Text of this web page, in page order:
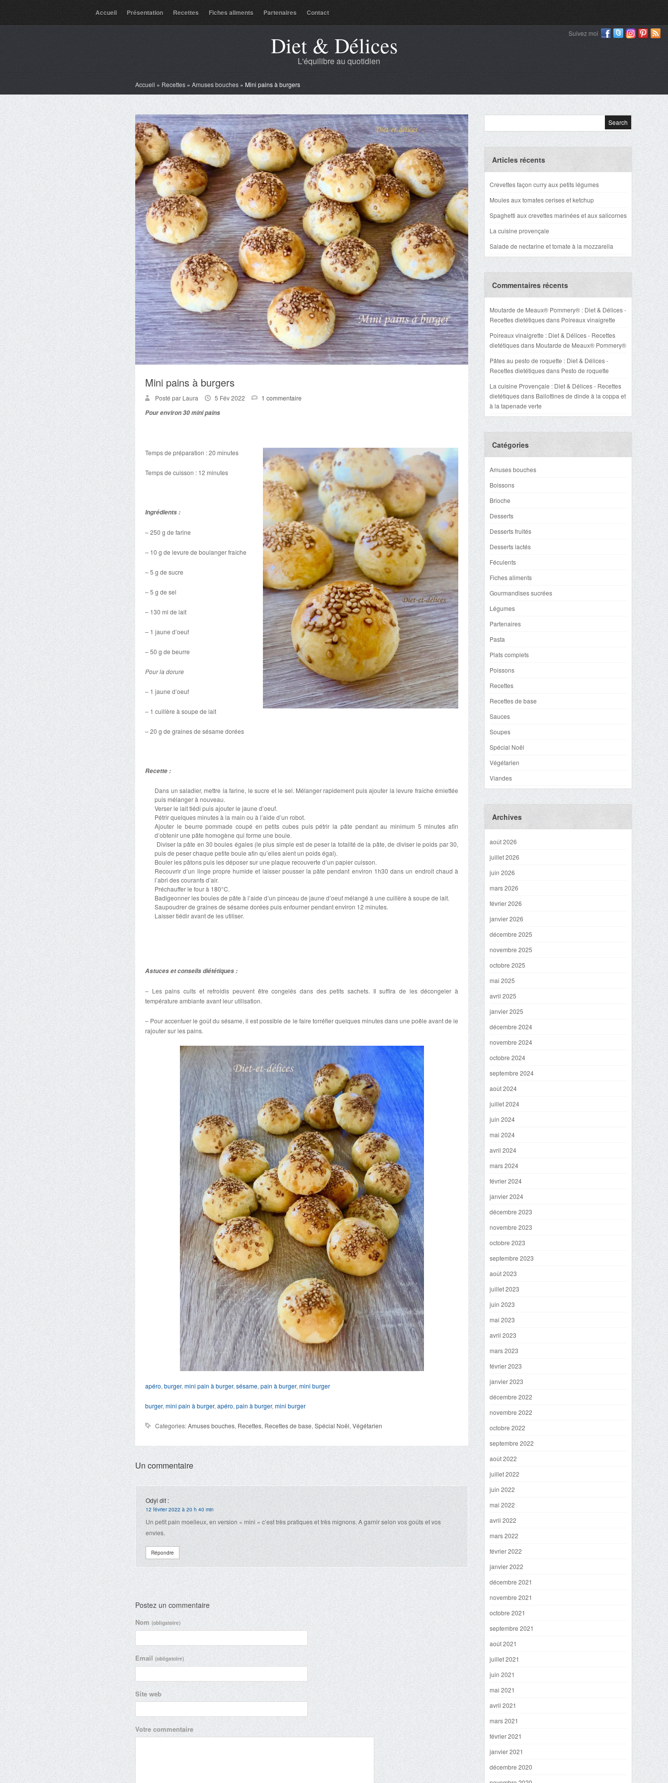
Accueil Présentation Recettes Fiches aliments Partenaires Contact
Suivez moi
Diet & Délices
L'équilibre au quotidien
Accueil » Recettes » Amuses bouches »Mini pains à burgers
Mini pains à burgers
Posté par Laura 5 Fév 2022
1 commentaire
Pour environ 30 mini pains
Temps de préparation : 20 minutes
Temps de cuisson : 12 minutes
Ingrédients :
– 250 g de farine
– 10 g de levure de boulanger fraîche
– 5 g de sucre
– 5 g de sel
– 130 ml de lait
– 1 jaune d’oeuf
– 50 g de beurre
Pour la dorure
– 1 jaune d’oeuf
– 1 cuillère à soupe de lait
– 20 g de graines de sésame dorées
Recette :
Dans un saladier, mettre la farine, le sucre et le sel. Mélanger rapidement puis ajouter la levure fraîche émiettée
puis mélanger à nouveau.
Verser le lait tiédi puis ajouter le jaune d’oeuf.
Pétrir quelques minutes à la main ou à l’aide d’un robot.
Ajouter le beurre pommade coupé en petits cubes puis pétrir la pâte pendant au minimum 5 minutes afin
d’obtenir une pâte homogène qui forme une boule.
Diviser la pâte en 30 boules égales (le plus simple est de peser la totalité de la pâte, de diviser le poids par 30,
puis de peser chaque petite boule afin qu’elles aient un poids égal).
Bouler les pâtons puis les déposer sur une plaque recouverte d’un papier cuisson.
Recouvrir d’un linge propre humide et laisser pousser la pâte pendant environ 1h30 dans un endroit chaud à
l’abri des courants d’air.
Préchauffer le four à 180°C.
Badigeonner les boules de pâte à l’aide d’un pinceau de jaune d’oeuf mélangé à une cuillère à soupe de lait.
Saupoudrer de graines de sésame dorées puis enfourner pendant environ 12 minutes.
Laisser tiédir avant de les utiliser.
Astuces et conseils diététiques :
– Les pains cuits et refroidis peuvent être congelés dans des petits sachets. Il suffira de les décongeler à
température ambiante avant leur utilisation.
– Pour accentuer le goût du sésame, il est possible de le faire torréfier quelques minutes dans une poêle avant de le
rajouter sur les pains.
apéro, burger, mini pain à burger, sésame, pain à burger, mini burger
burger, mini pain à burger, apéro, pain à burger, mini burger
Categories:Amuses bouches, Recettes, Recettes de base, Spécial Noël, Végétarien
Un commentaire
Odyldit :
12 février 2022 à 20 h 40 min
Un petit pain moelleux, en version « mini » c’est très pratiques et très mignons. A garnir selon vos goûts et vos
envies.
Répondre
Postez un commentaire
Nom(obligatoire)
Email(obligatoire)
Site web
Votre commentaire
Articles récents
Crevettes façon curry aux petits légumes
Moules aux tomates cerises et ketchup
Spaghetti aux crevettes marinées et aux salicornes
La cuisine provençale
Salade de nectarine et tomate à la mozzarella
Commentaires récents
Moutarde de Meaux® Pommery® : Diet & Délices -
Recettes dietétiquesdans Poireaux vinaigrette
Poireaux vinaigrette : Diet & Délices - Recettes
dietétiquesdans Moutarde de Meaux® Pommery®
Pâtes au pesto de roquette : Diet & Délices -
Recettes dietétiquesdans Pesto de roquette
La cuisine Provençale : Diet & Délices - Recettes
dietétiquesdans Ballottines de dinde à la coppa et
à la tapenade verte
Catégories
Amuses bouches
Boissons
Brioche
Desserts
Desserts fruités
Desserts lactés
Féculents
Fiches aliments
Gourmandises sucrées
Légumes
Partenaires
Pasta
Plats complets
Poissons
Recettes
Recettes de base
Sauces
Soupes
Spécial Noël
Végétarien
Viandes
Archives
août 2026
juillet 2026
juin 2026
mars 2026
février 2026
janvier 2026
décembre 2025
novembre 2025
octobre 2025
mai 2025
avril 2025
janvier 2025
décembre 2024
novembre 2024
octobre 2024
septembre 2024
août 2024
juillet 2024
juin 2024
mai 2024
avril 2024
mars 2024
février 2024
janvier 2024
décembre 2023
novembre 2023
octobre 2023
septembre 2023
août 2023
juillet 2023
juin 2023
mai 2023
avril 2023
mars 2023
février 2023
janvier 2023
décembre 2022
novembre 2022
octobre 2022
septembre 2022
août 2022
juillet 2022
juin 2022
mai 2022
avril 2022
mars 2022
février 2022
janvier 2022
décembre 2021
novembre 2021
octobre 2021
septembre 2021
août 2021
juillet 2021
juin 2021
mai 2021
avril 2021
mars 2021
février 2021
janvier 2021
décembre 2020